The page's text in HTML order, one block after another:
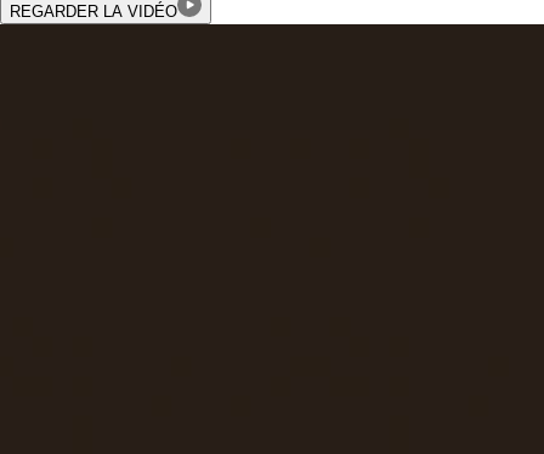
REGARDER LA VIDÉO